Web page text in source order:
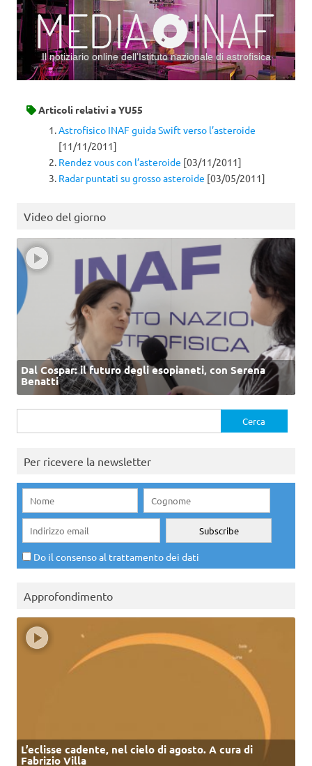
Il notiziario online dell’Istituto nazionale di astrofisica
Articoli relativi a YU55
Astrofisico INAF guida Swift verso l’asteroide
[11/11/2011]
Rendez vous con l’asteroide [03/11/2011]
Radar puntati su grosso asteroide [03/05/2011]
Video del giorno
Dal Cospar: il futuro degli esopianeti, con Serena
Benatti
per:
Per ricevere la newsletter
Do il consenso al trattamento dei dati
Approfondimento
L’eclisse cadente, nel cielo di agosto. A cura di
Fabrizio Villa